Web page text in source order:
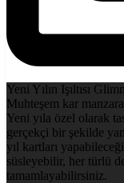
Yeni Yılın Işıltısı
Muhteşem kar
Yeni yıla özel olarak
gerçekçi bir şekilde
yıl kartları
süsleyebilir, her türlü
tamamlayabilirsiniz.